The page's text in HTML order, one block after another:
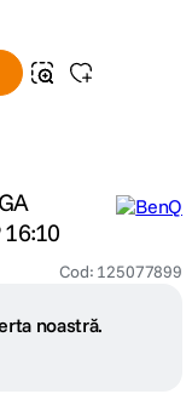
Cod: 125077899
noastră.